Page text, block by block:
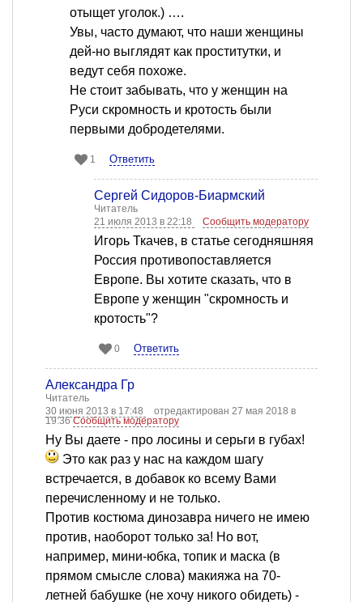
отыщет уголок.) ….
Увы, часто думают, что наши женщины
дей-но выглядят как проститутки, и
ведут себя похоже.
Не стоит забывать, что у женщин на
Руси скромность и кротость были
первыми добродетелями.
1 Ответить
Сергей Сидоров-Биармский
Читатель
21 июля 2013 в 22:18
Сообщить модератору
Игорь Ткачев, в статье сегодняшняя
Россия противопоставляется
Европе. Вы хотите сказать, что в
Европе у женщин "скромность и
кротость"?
0 Ответить
Александра Гр
Читатель
30 июня 2013 в 17:48
отредактирован 27 мая 2018 в
19:36Сообщить модератору
Ну Вы даете - про лосины и серьги в губах!
Это как раз у нас на каждом шагу
встречается, в добавок ко всему Вами
перечисленному и не только.
Против костюма динозавра ничего не имею
против, наоборот только за! Но вот,
например, мини-юбка, топик и маска (в
прямом смысле слова) макияжа на 70-
летней бабушке (не хочу никого обидеть) -